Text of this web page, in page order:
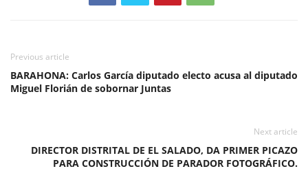
Previous article
BARAHONA: Carlos García diputado electo acusa al diputado
Miguel Florián de sobornar Juntas
Next article
DIRECTOR DISTRITAL DE EL SALADO, DA PRIMER PICAZO
PARA CONSTRUCCIÓN DE PARADOR FOTOGRÁFICO.